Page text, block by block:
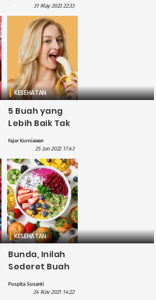
Kulkas,
Bahaya!
31 May 2023 22:33
KESEHATAN
5 Buah yang
Lebih Baik Tak
Dioalah
Menjadi
Minuman Jus:
Mulai dari
Pisang,
Mangga
hingga Alpukat
Fajar Kurniawan
25 Jun 2022 17:43
KESEHATAN
Bunda, Inilah
Sederet Buah
yang Baik
untuk Bantu
Puspita Susanti
24 Nov 2021 14:22